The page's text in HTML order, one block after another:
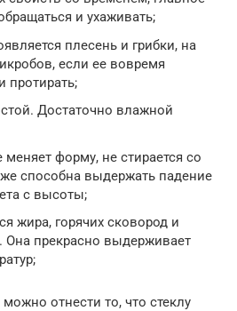
и ухаживать;
плесень и грибки, на
если ее вовремя
протирать;
Достаточно влажной
форму, не стирается со
способна выдержать падение
с высоты;
жира, горячих сковород и
Она прекрасно выдерживает
отнести то, что стеклу